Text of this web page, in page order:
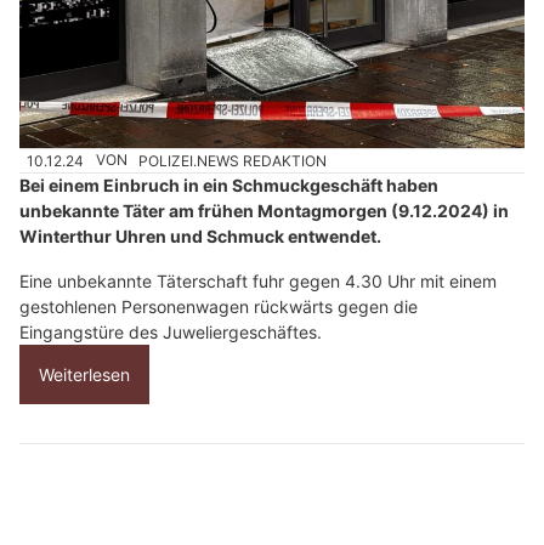
10.12.24 VON POLIZEI.NEWS REDAKTION
Bei einem Einbruch in ein Schmuckgeschäft haben
unbekannte Täter am frühen Montagmorgen (9.12.2024) in
Winterthur Uhren und Schmuck entwendet.
Eine unbekannte Täterschaft fuhr gegen 4.30 Uhr mit einem
gestohlenen Personenwagen rückwärts gegen die
Eingangstüre des Juweliergeschäftes.
Weiterlesen